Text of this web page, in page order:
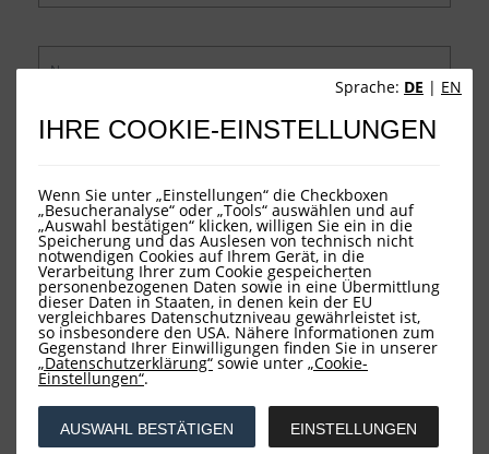
Sprache: DE | EN
IHRE COOKIE-EINSTELLUNGEN
Wenn Sie unter „Einstellungen“ die Checkboxen
„Besucheranalyse“ oder „Tools“ auswählen und auf
„Auswahl bestätigen“ klicken, willigen Sie ein in die
Speicherung und das Auslesen von technisch nicht
notwendigen Cookies auf Ihrem Gerät, in die
Verarbeitung Ihrer zum Cookie gespeicherten
personenbezogenen Daten sowie in eine Übermittlung
dieser Daten in Staaten, in denen kein der EU
vergleichbares Datenschutzniveau gewährleistet ist,
so insbesondere den USA. Nähere Informationen zum
Gegenstand Ihrer Einwilligungen finden Sie in unserer
„Datenschutzerklärung“ sowie unter „Cookie-
Einstellungen“.
AUSWAHL BESTÄTIGEN EINSTELLUNGEN
Datenschutz* SENDEN
Datenschutzerklärung LOYS
Überblick